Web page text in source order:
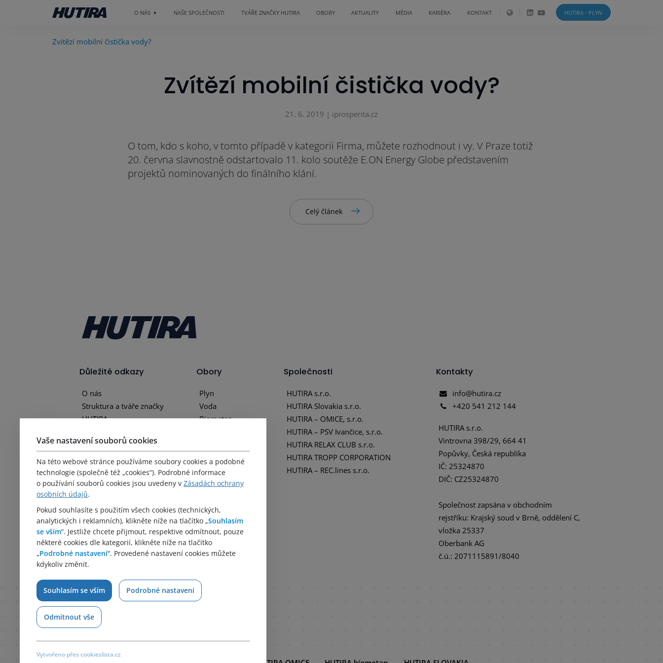
O NÁS NAŠE SPOLEČNOSTI TVÁŘE ZNAČKY HUTIRA OBORY AKTUALITY MÉDIA KARIÉRA KONTAKT HUTIRA - PLYN
Zvítězí mobilní čistička vody?
Zvítězí mobilní čistička vody?
21. 6. 2019 | iprosperita.cz
O tom, kdo s koho, v tomto případě v kategorii Firma, můžete rozhodnout i vy. V Praze totiž
20. června slavnostně odstartovalo 11. kolo soutěže E.ON Energy Globe představením
projektů nominovaných do finálního klání.
Celý článek
Důležité odkazy
O nás
Struktura a tváře značky
HUTIRA
Obory
Aktuality
Média
Kariéra
Kontakt
Zásady zpracování ochrany
osobních údajů
Politika společnosti
Whistleblowing
Obory
Plyn
Voda
Biometan
Společnosti
HUTIRA s.r.o.
HUTIRA Slovakia s.r.o.
HUTIRA – OMICE, s.r.o.
HUTIRA – PSV Ivančice, s.r.o.
HUTIRA RELAX CLUB s.r.o.
HUTIRA TROPP CORPORATION
HUTIRA – REC.lines s.r.o.
Kontakty
info@hutira.cz
+420 541 212 144
HUTIRA s.r.o.
Vintrovna 398/29, 664 41
Popůvky, Česká republika
IČ: 25324870
DIČ: CZ25324870
Společnost zapsána v obchodním
rejstříku: Krajský soud v Brně, oddělení C,
vložka 25337
Oberbank AG
č.ú.: 2071115891/8040
Vaše nastavení souborů cookies
Na této webové stránce používáme soubory cookies a podobné
technologie (společně též „cookies“). Podrobné informace
o používání souborů cookies jsou uvedeny v Zásadách ochrany
osobních údajů.
Pokud souhlasíte s použitím všech cookies (technických,
analytických i reklamních), klikněte níže na tlačítko „Souhlasím
se vším“. Jestliže chcete přijmout, respektive odmítnout, pouze
některé cookies dle kategorií, klikněte níže na tlačítko
„Podrobné nastavení“. Provedené nastavení cookies můžete
kdykoliv změnit.
Souhlasím se vším Podrobné nastavení
Odmítnout vše
Vytvořeno přes cookieslista.cz